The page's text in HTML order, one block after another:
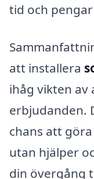
tid och
att installera
ihåg vikten av
erbjudanden.
chans att
utan hjälper
din övergång